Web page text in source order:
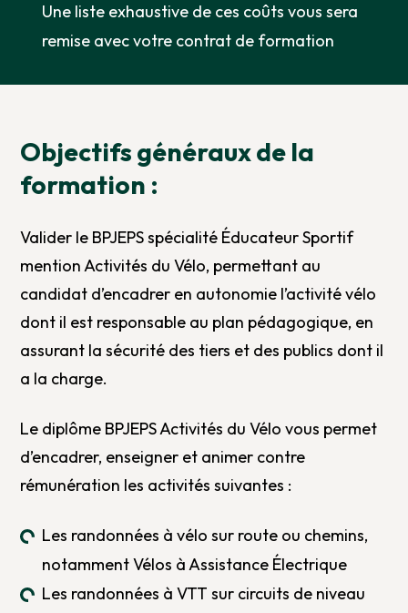
Une liste exhaustive de ces coûts vous sera
remise avec votre contrat de formation
Objectifs généraux de la
formation :
Valider le BPJEPS spécialité Éducateur Sportif
mention Activités du Vélo, permettant au
candidat d’encadrer en autonomie l’activité vélo
dont il est responsable au plan pédagogique, en
assurant la sécurité des tiers et des publics dont il
a la charge.
Le diplôme BPJEPS Activités du Vélo vous permet
d’encadrer, enseigner et animer contre
rémunération les activités suivantes :
Les randonnées à vélo sur route ou chemins,
notamment Vélos à Assistance Électrique
Les randonnées à VTT sur circuits de niveau